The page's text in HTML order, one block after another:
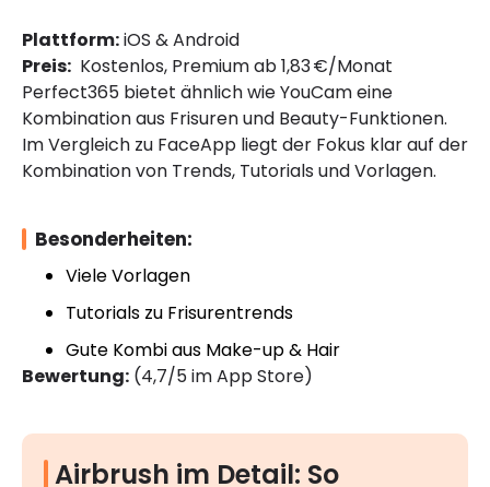
Plattform:iOS & Android
Preis: Kostenlos, Premium ab 1,83 €/Monat
Perfect365 bietet ähnlich wie YouCam eine
Kombination aus Frisuren und Beauty-Funktionen.
Im Vergleich zu FaceApp liegt der Fokus klar auf der
Kombination von Trends, Tutorials und Vorlagen.
Besonderheiten:
Viele Vorlagen
Tutorials zu Frisurentrends
Gute Kombi aus Make-up & Hair
Bewertung: (4,7/5 im App Store)
Airbrush im Detail: So